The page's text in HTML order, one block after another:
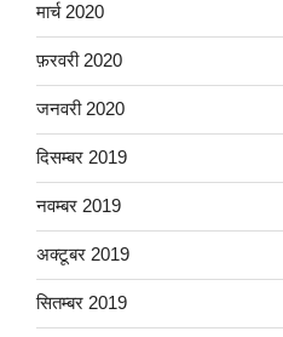
मार्च 2020
फ़रवरी 2020
जनवरी 2020
दिसम्बर 2019
नवम्बर 2019
अक्टूबर 2019
सितम्बर 2019